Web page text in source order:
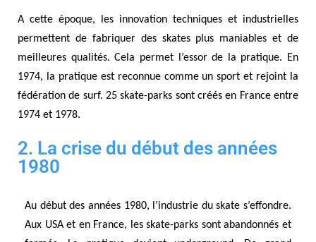
A cette époque, les innovation techniques et industrielles
permettent de fabriquer des skates plus maniables et de
meilleures qualités. Cela permet l’essor de la pratique. En
1974, la pratique est reconnue comme un sport et rejoint la
fédération de surf. 25 skate-parks sont créés en France entre
1974 et 1978.
2. La crise du début des années
1980
Au début des années 1980, l’industrie du skate s’effondre.
Aux USA et en France, les skate-parks sont abandonnés et